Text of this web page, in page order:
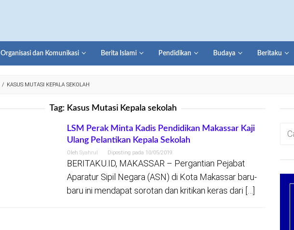
Organisasi dan Komunikasi Berita Islami Pendidikan Budaya Beritaku
/ KASUS MUTASI KEPALA SEKOLAH
Tag: Kasus Mutasi Kepala sekolah
LSM Perak Minta Kadis Pendidikan Makassar Kaji
Ulang Pelantikan Kepala Sekolah
Oleh Syahrul Diposting pada 10/05/2019
BERITAKU.ID, MAKASSAR – Pergantian Pejabat
Aparatur Sipil Negara (ASN) di Kota Makassar baru-
baru ini mendapat sorotan dan kritikan keras dari […]
Cari